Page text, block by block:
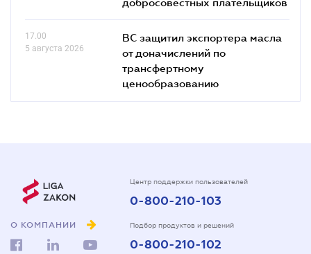
17.00
5 августа 2026
ВС защитил экспортера масла
от доначислений по
трансфертному
ценообразованию
О КОМПАНИИ
Центр поддержки пользователей
0-800-210-103
Подбор продуктов и решений
0-800-210-102